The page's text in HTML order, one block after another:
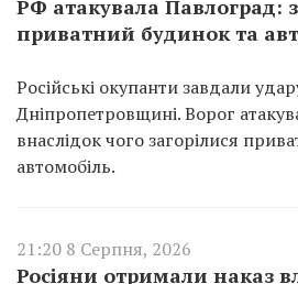
РФ атакувала Павлоград:
приватний будинок та
Російські окупанти завдали
Дніпропетровщині. Ворог
внаслідок чого загорілися
автомобіль.
21:20 8 Серпня, 2026
Росіяни отримали наказ